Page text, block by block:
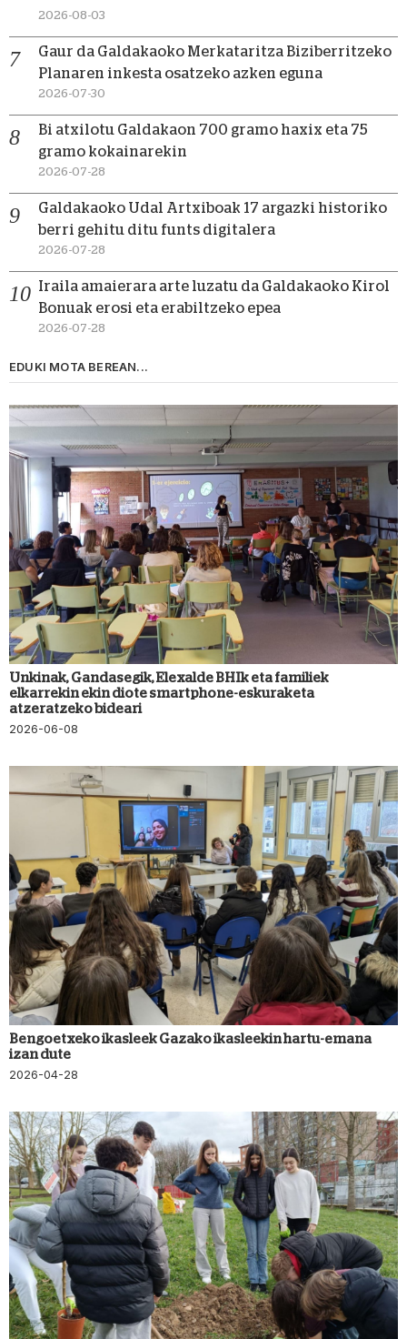
2026-08-03
Gaur da Galdakaoko Merkataritza Biziberritzeko
Planaren inkesta osatzeko azken eguna
2026-07-30
Bi atxilotu Galdakaon 700 gramo haxix eta 75
gramo kokainarekin
2026-07-28
Galdakaoko Udal Artxiboak 17 argazki historiko
berri gehitu ditu funts digitalera
2026-07-28
Iraila amaierara arte luzatu da Galdakaoko Kirol
Bonuak erosi eta erabiltzeko epea
2026-07-28
EDUKI MOTA BEREAN...
Unkinak, Gandasegik, Elexalde BHIk eta familiek
elkarrekin ekin diote smartphone-eskuraketa
atzeratzeko bideari
2026-06-08
Bengoetxeko ikasleek Gazako ikasleekin hartu-emana
izan dute
2026-04-28